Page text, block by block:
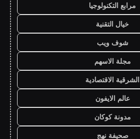
مرابع التكنولوجيا
خيال التقنية
شوف ويب
مجلة الاسهم
الشرقية الاقتصادية
عالم الايفون
مدونة كوكان
صحيفة نهج